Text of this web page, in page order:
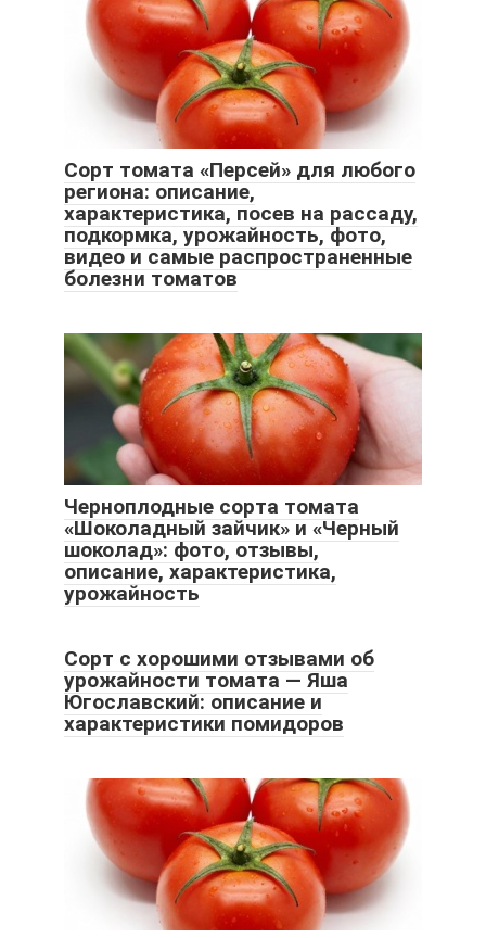
Сорт томата «Персей» для любого
региона: описание,
характеристика, посев на рассаду,
подкормка, урожайность, фото,
видео и самые распространенные
болезни томатов
Черноплодные сорта томата
«Шоколадный зайчик» и «Черный
шоколад»: фото, отзывы,
описание, характеристика,
урожайность
Сорт с хорошими отзывами об
урожайности томата — Яша
Югославский: описание и
характеристики помидоров